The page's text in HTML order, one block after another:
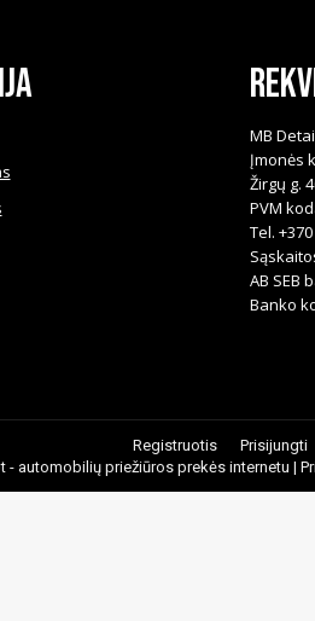
MB
Įmonės
Žirgų g.
PVM
Tel.
AB SEB
Banko
Registruotis
Prisijungti
- automobilių priežiūros prekės internetu |